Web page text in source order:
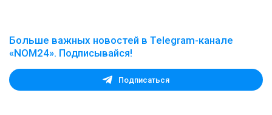
Больше важных новостей в Telegram-канале
«NOM24». Подписывайся!
Подписаться